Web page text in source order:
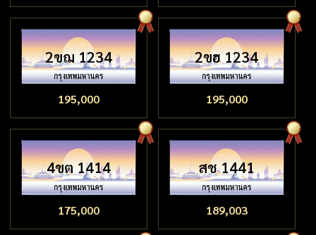
2ขฌ 1234
195,000
2ขฮ 1234
195,000
4ขต 1414
175,000
สช 1441
189,003